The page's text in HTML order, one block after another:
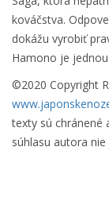
kováčstva.
dokážu vyrobiť
Hamono je jednou
©2020 Copyright
texty sú chránené
súhlasu autora